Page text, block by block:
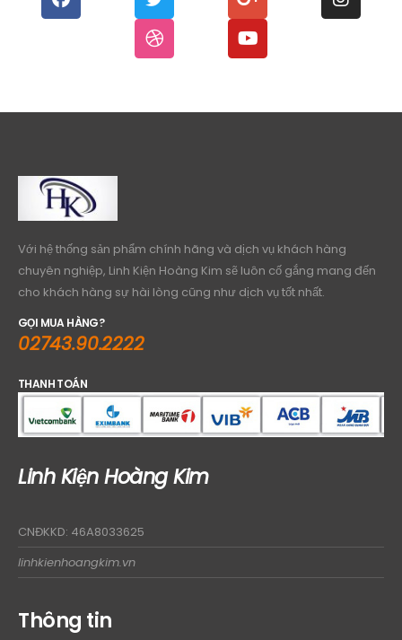
Với hệ thống sản phẩm chính hãng và dịch vụ khách hàng
chuyên nghiệp, Linh Kiện Hoàng Kim sẽ luôn cố gắng mang đến
cho khách hàng sự hài lòng cũng như dịch vụ tốt nhất.
GỌI MUA HÀNG?
02743.90.2222
THANH TOÁN
Linh Kiện Hoàng Kim
CNĐKKD: 46A8033625
linhkienhoangkim.vn
Thông tin